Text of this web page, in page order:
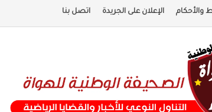
والأحكام الإعلان على الجريدة اتصل بنا